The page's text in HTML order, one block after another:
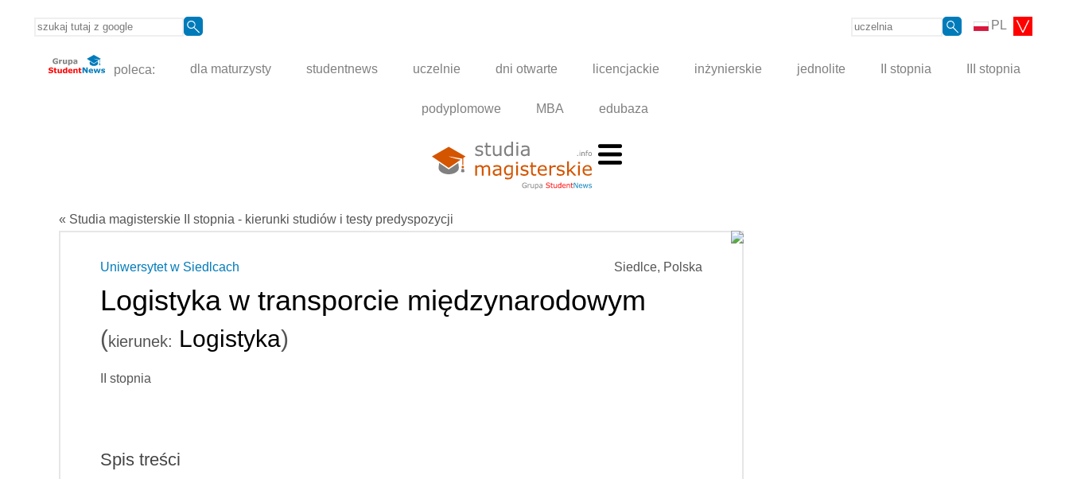
PL
poleca: dla maturzysty studentnews uczelnie dni otwarte licencjackie inżynierskie jednolite II stopnia III stopnia
podyplomowe MBA edubaza
« Studia magisterskie II stopnia - kierunki studiów i testy predyspozycji
Siedlce, Polska
Uniwersytet w Siedlcach
Logistyka w transporcie międzynarodowym
(kierunek: Logistyka)
II stopnia
Spis treści